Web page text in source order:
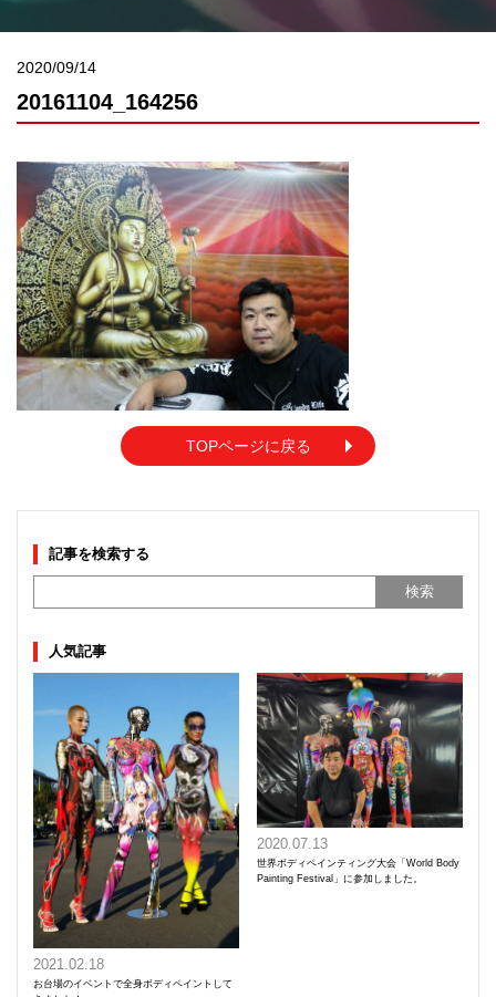
2020/09/14
20161104_164256
TOPページに戻る
記事を検索する
人気記事
2021.02.18
お台場のイベントで全身ボディペイントして
2020.07.13
世界ボディペインティング大会「World Body
Painting Festival」に参加しました。